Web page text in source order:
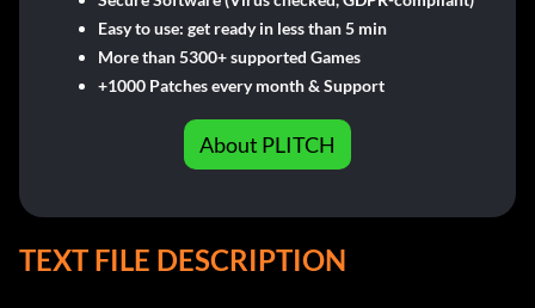
Easy to use: get ready in less than 5 min
More than 5300+ supported Games
+1000 Patches every month & Support
About PLITCH
TEXT FILE DESCRIPTION